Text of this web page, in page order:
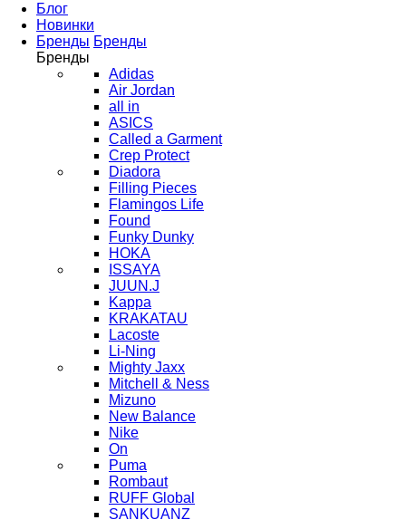
Блог
Новинки
Бренды Бренды
Бренды
Adidas
Air Jordan
all in
ASICS
Called a Garment
Crep Protect
Diadora
Filling Pieces
Flamingos Life
Found
Funky Dunky
HOKA
ISSAYA
JUUN.J
Kappa
KRAKATAU
Lacoste
Li-Ning
Mighty Jaxx
Mitchell & Ness
Mizuno
New Balance
Nike
On
Puma
Rombaut
RUFF Global
SANKUANZ